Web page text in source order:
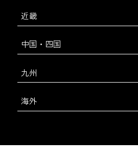
近畿
中国・四国
九州
海外